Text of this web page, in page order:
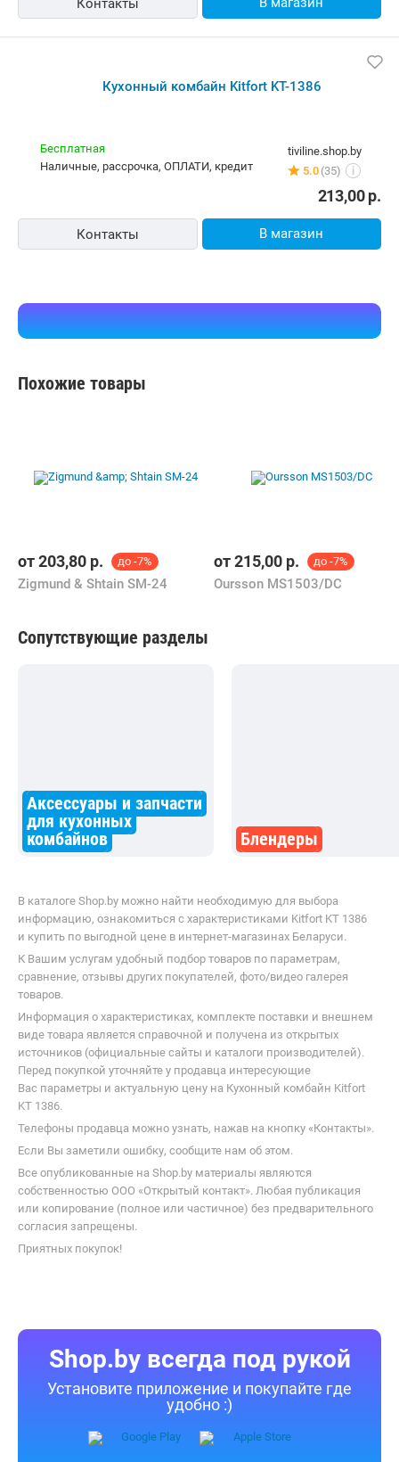
Контакты
Кухонный комбайн Kitfort KT-1386
tiviline.shop.by
5.0 (35) i
Бесплатная
наличные, рассрочка, ОПЛАТИ, кредит
213,00р.
Контакты В магазин
Похожие товары
от203,80 р. до -7%
Zigmund & Shtain SM-24
от215,00 р. до -7%
Oursson MS1503/DC
Сопутствующие разделы
Аксессуары и запчасти
для кухонных
комбайнов
Блендеры
В каталоге Shop.by можно найти необходимую для выбора
информацию, ознакомиться с характеристиками Kitfort KT 1386
и купить по выгодной цене в интернет-магазинах Беларуси.
К Вашим услугам удобный подбор товаров по параметрам,
сравнение, отзывы других покупателей, фото/видео галерея
товаров.
Информация о характеристиках, комплекте поставки и внешнем
виде товара является справочной и получена из открытых
источников (официальные сайты и каталоги производителей).
Перед покупкой уточняйте у продавца интересующие
Вас параметры и актуальную цену на Кухонный комбайн Kitfort
KT 1386.
Телефоны продавца можно узнать, нажав на кнопку «Контакты».
Если Вы заметили ошибку, сообщите нам об этом.
Все опубликованные на Shop.by материалы являются
собственностью ООО «Открытый контакт». Любая публикация
или копирование (полное или частичное) без предварительного
согласия запрещены.
Приятных покупок!
Shop.by всегда под рукой
Установите приложение и покупайте где
удобно :)